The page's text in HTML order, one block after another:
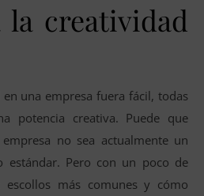
la creatividad
una empresa fuera fácil, todas
potencia creativa. Puede que
no sea actualmente un
estándar. Pero con un poco de
escollos más comunes y cómo